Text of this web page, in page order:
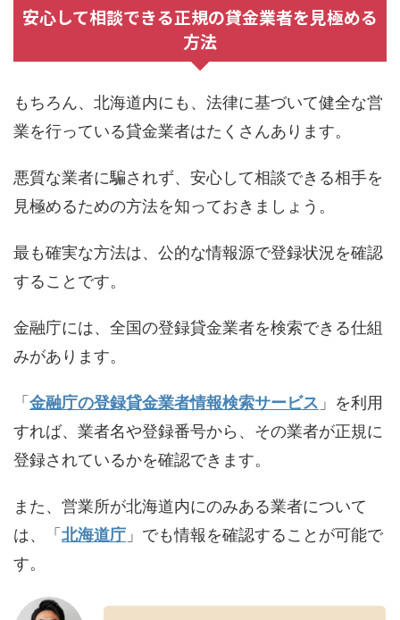
安心して相談できる正規の貸金業者を見極める
方法
もちろん、北海道内にも、法律に基づいて健全な営
業を行っている貸金業者はたくさんあります。
悪質な業者に騙されず、安心して相談できる相手を
見極めるための方法を知っておきましょう。
最も確実な方法は、公的な情報源で登録状況を確認
することです。
金融庁には、全国の登録貸金業者を検索できる仕組
みがあります。
「 金融庁の登録貸金業者情報検索サービス 」を利用
すれば、業者名や登録番号から、その業者が正規に
登録されているかを確認できます。
また、営業所が北海道内にのみある業者について
は、「 北海道庁 」でも情報を確認することが可能で
す。